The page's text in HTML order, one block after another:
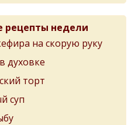
рецепты недели
на скорую руку
духовке
торт
суп